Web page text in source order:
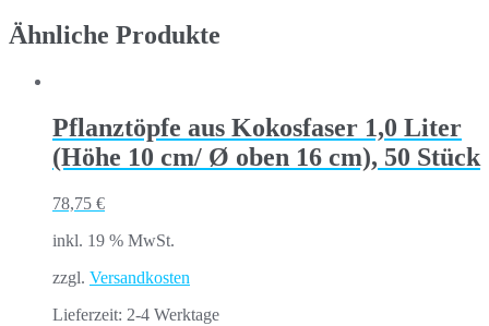
Ähnliche Produkte
Pflanztöpfe aus Kokosfaser 1,0 Liter
(Höhe 10 cm/ Ø oben 16 cm), 50 Stück
78,75 €
inkl. 19 % MwSt.
zzgl. Versandkosten
Lieferzeit: 2-4 Werktage